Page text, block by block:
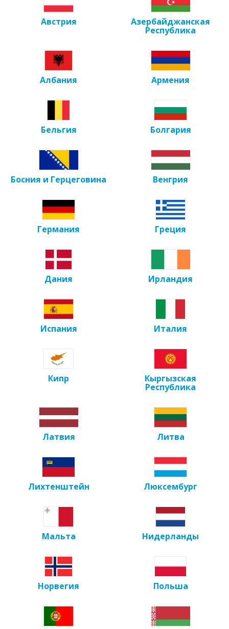
Австрия Азербайджанская
Республика
Албания Армения
Бельгия Болгария
Босния и Герцеговина Венгрия
Германия Греция
Дания Ирландия
Испания Италия
Кипр Кыргызская
Республика
Латвия Литва
Лихтенштейн Люксембург
Мальта Нидерланды
Норвегия Польша